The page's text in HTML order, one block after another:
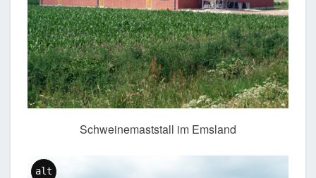
Schweinemaststall im Emsland
alt